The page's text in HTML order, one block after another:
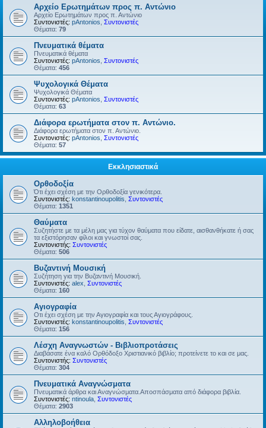
Αρχείο Ερωτημάτων προς π. Αντώνιο
Αρχείο Ερωτημάτων προς π. Αντώνιο
Συντονιστές: pAntonios Συντονιστές
Θέματα: 79
Πνευματικά θέματα
Πνευματικά θέματα
Συντονιστές: pAntonios Συντονιστές
Θέματα: 456
Ψυχολογικά Θέματα
Ψυχολογικά Θέματα
Συντονιστές: pAntonios Συντονιστές
Θέματα: 63
Διάφορα ερωτήματα στον π. Αντώνιο.
Διάφορα ερωτήματα στον π. Αντώνιο.
Συντονιστές: pAntonios Συντονιστές
Θέματα: 57
Εκκλησιαστικά
Ορθοδοξία
Ότι έχει σχέση με την Ορθοδοξία γενικότερα.
Συντονιστές: konstantinoupolitis Συντονιστές
Θέματα: 1351
Θαύματα
Συζητήστε με τα μέλη μας για τύχον θαύματα που είδατε, αισθανθήκατε ή σας
τα εξιστόρησαν φίλοι και γνωστοί σας.
Συντονιστής: Συντονιστές
Θέματα: 506
Βυζαντινή Μουσική
Συζήτηση για την Βυζαντινή Μουσική.
Συντονιστές: alex Συντονιστές
Θέματα: 160
Αγιογραφία
Οτι έχει σχέση με την Αγιογραφία και τους Αγιογράφους.
Συντονιστές: konstantinoupolitis Συντονιστές
Θέματα: 156
Λέσχη Αναγνωστών - Βιβλιοπροτάσεις
Διαβάσατε ένα καλό Ορθόδοξο Χριστιανικό βιβλίο; προτείνετε το και σε μας.
Συντονιστής: Συντονιστές
Θέματα: 304
Πνευματικά Αναγνώσματα
Πνευματικά άρθρα και Αναγνώσματα.Αποσπάσματα από διάφορα βιβλία.
Συντονιστές: ntinoula Συντονιστές
Θέματα: 2903
Αλληλοβοήθεια